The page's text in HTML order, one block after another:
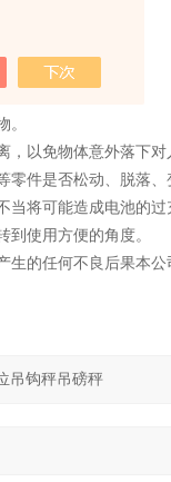
。
，以免物体意外落下对
零件是否松动、脱落
将可能造成电池的
到使用方便的角度。
生的任何不良后果本公